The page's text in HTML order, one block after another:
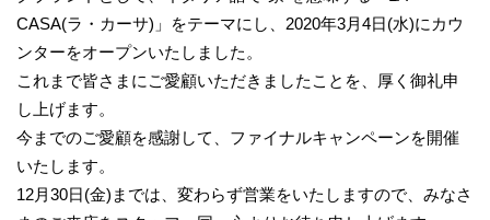
CASA(ラ・カーサ)」をテーマにし、2020年3月4日(水)にカウ
ンターをオープンいたしました。
これまで皆さまにご愛顧いただきましたことを、厚く御礼申
し上げます。
今までのご愛顧を感謝して、ファイナルキャンペーンを開催
いたします。
12月30日(金)までは、変わらず営業をいたしますので、みなさ